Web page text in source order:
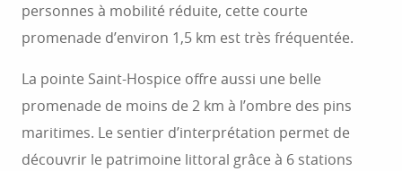
personnes à mobilité réduite, cette courte
promenade d’environ 1,5 km est très fréquentée.
La pointe Saint-Hospice offre aussi une belle
promenade de moins de 2 km à l’ombre des pins
maritimes. Le sentier d’interprétation permet de
découvrir le patrimoine littoral grâce à 6 stations